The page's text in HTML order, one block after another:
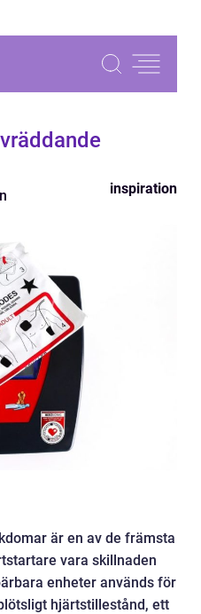
inspiration
är en av de främsta
vara skillnaden
enheter används för
hjärtstillestånd, ett